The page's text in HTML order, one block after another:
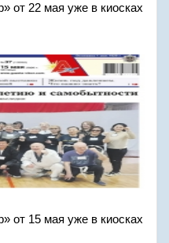
от 22 мая уже в киосках
от 15 мая уже в киосках